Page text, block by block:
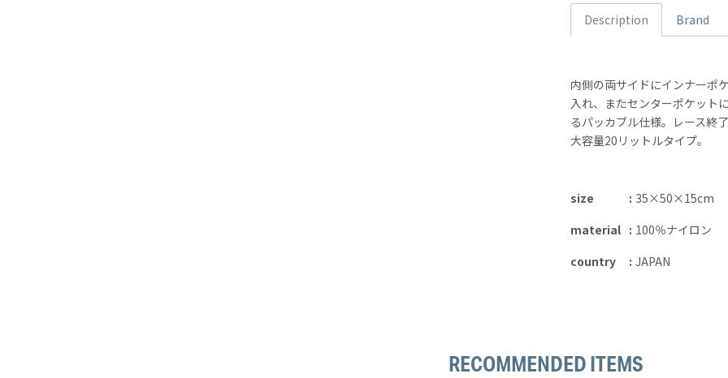
Description Brand
内側の両サイドにインナーポ
入れ、またセンターポケット
るパッカブル仕様。レース終
大容量20リットルタイプ。
size
35×50×15cm
material
100％ナイロン
country
JAPAN
RECOMMENDED ITEMS